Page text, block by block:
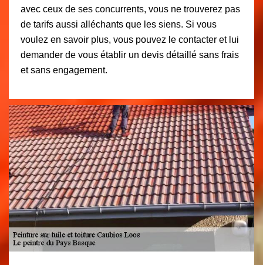
avec ceux de ses concurrents, vous ne trouverez pas
de tarifs aussi alléchants que les siens. Si vous
voulez en savoir plus, vous pouvez le contacter et lui
demander de vous établir un devis détaillé sans frais
et sans engagement.